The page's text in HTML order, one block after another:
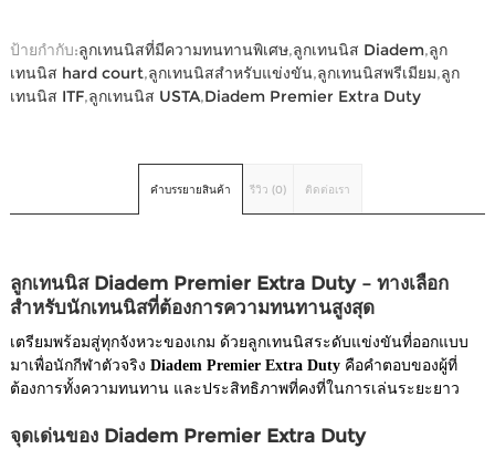
ป้ายกำกับ:ลูกเทนนิสที่มีความทนทานพิเศษ,ลูกเทนนิส Diadem,ลูก
เทนนิส hard court,ลูกเทนนิสสำหรับแข่งขัน,ลูกเทนนิสพรีเมียม,ลูก
เทนนิส ITF,ลูกเทนนิส USTA,Diadem Premier Extra Duty
คำบรรยายสินค้า รีวิว (0) ติดต่อเรา
ลูกเทนนิส Diadem Premier Extra Duty – ทางเลือก
สำหรับนักเทนนิสที่ต้องการความทนทานสูงสุด
เตรียมพร้อมสู่ทุกจังหวะของเกม ด้วยลูกเทนนิสระดับแข่งขันที่ออกแบบ
มาเพื่อนักกีฬาตัวจริง Diadem Premier Extra Duty คือคำตอบของผู้ที่
ต้องการทั้งความทนทาน และประสิทธิภาพที่คงที่ในการเล่นระยะยาว
จุดเด่นของ Diadem Premier Extra Duty